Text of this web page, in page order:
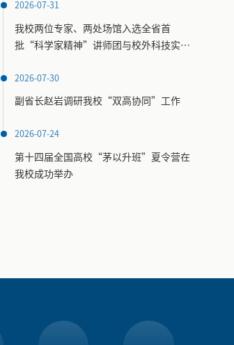
2026-07-31
我校两位专家、两处场馆入选全省首
批“科学家精神”讲师团与校外科技实践
2026-07-30
副省长赵岩调研我校“双高协同”工作
2026-07-24
第十四届全国高校“茅以升班”夏令营在
我校成功举办